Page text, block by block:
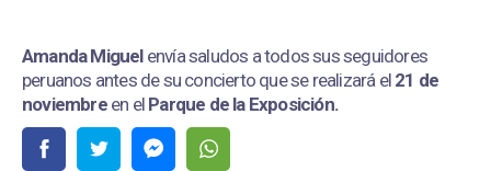
Amanda Miguel envía saludos a todos sus seguidores
peruanos antes de su concierto que se realizará el 21 de
noviembre en el Parque de la Exposición.